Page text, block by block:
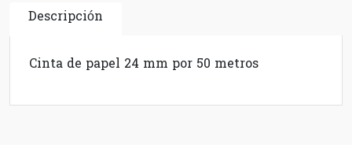
Descripción
Cinta de papel 24 mm por 50 metros